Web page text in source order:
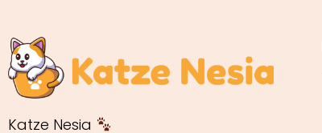
Katze Nesia